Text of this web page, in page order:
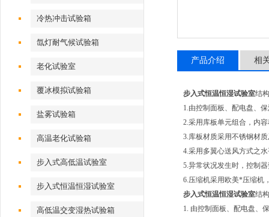
冷热冲击试验箱
氙灯耐气候试验箱
老化试验室
覆冰模拟试验箱
盐雾试验箱
高温老化试验箱
步入式高低温试验室
步入式恒温恒湿试验室
高低温交变湿热试验箱
产品介绍 相
步入式恒温恒湿试验室结
1.由控制面板、配电盘、
2.采用库板单元组合，内
3.库板材质采用不锈钢材
4.采用多翼心送风方式之
5.异常状况发生时，控制
6.压缩机采用欧美*压缩机
步入式恒温恒湿试验室结
1. 由控制面板、配电盘、